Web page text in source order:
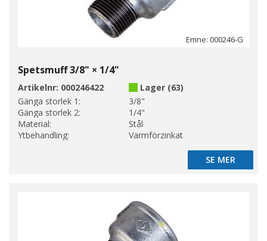
Emne: 000246-G
Spetsmuff 3/8" × 1/4"
Artikelnr: 000246422
Lager (63)
Gänga storlek 1:
3/8"
Gänga storlek 2:
1/4"
Material:
Stål
Ytbehandling:
Varmförzinkat
SE MER
SE MER